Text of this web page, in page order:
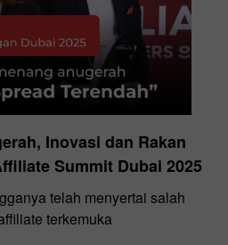
Inovasi dan Rakan
Summit Dubai 2025
telah menyertai salah
terkemuka